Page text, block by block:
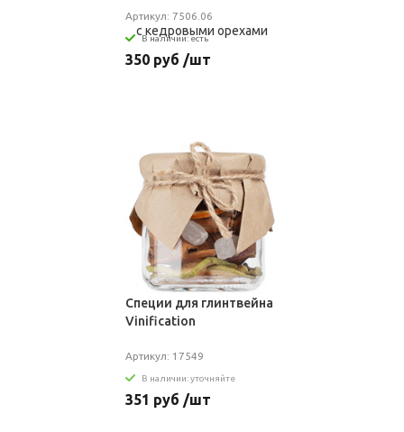
Артикул: 7506.06
В наличии: есть
350 руб /шт
Специи для глинтвейна
Vinification
Артикул: 17549
В наличии: уточняйте
351 руб /шт